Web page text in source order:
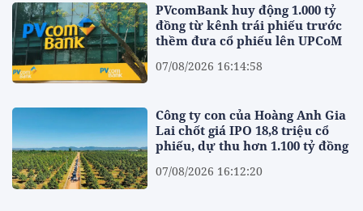
PVcomBank huy động 1.000 tỷ
đồng từ kênh trái phiếu trước
thềm đưa cổ phiếu lên UPCoM
07/08/2026 16:14:58
Công ty con của Hoàng Anh Gia
Lai chốt giá IPO 18,8 triệu cổ
phiếu, dự thu hơn 1.100 tỷ đồng
07/08/2026 16:12:20